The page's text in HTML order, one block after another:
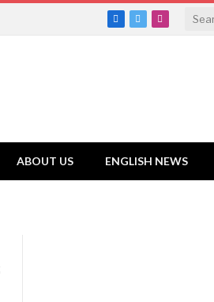
Facebook
TwitterInstagram
ABOUT US ENGLISH NEWS